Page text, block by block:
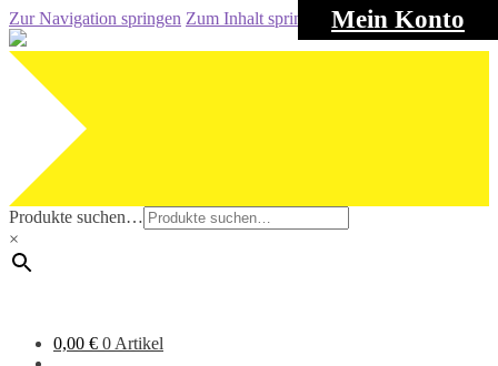
Mein Konto
Zur Navigation springen Zum Inhalt springen
Produkte suchen…
×
0,00 € 0 Artikel